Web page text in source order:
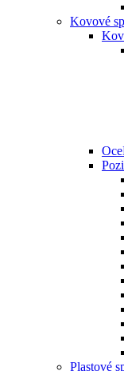
Kovové
Plastové